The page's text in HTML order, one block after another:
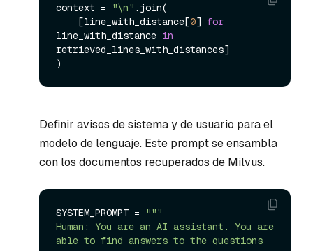
context = "\n" .join(
    [line_with_distance[
0] for
line_with_distance in
retrieved_lines_with_distances]
Definir avisos de sistema y de usuario para el
modelo de lenguaje. Este prompt se ensambla
con los documentos recuperados de Milvus.
SYSTEM_PROMPT =
"""
Human: You are an AI assistant. You are
able to find answers to the questions